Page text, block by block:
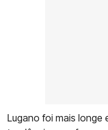
Lugano foi mais longe